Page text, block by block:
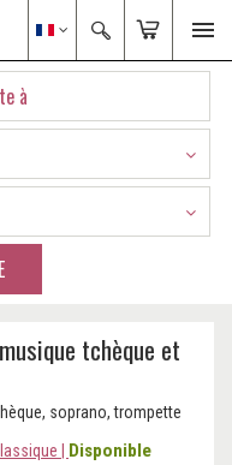
tchèque et
soprano, trompette
Disponible